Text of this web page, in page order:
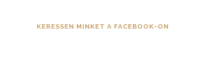
KERESSEN MINKET A FACEBOOK-ON